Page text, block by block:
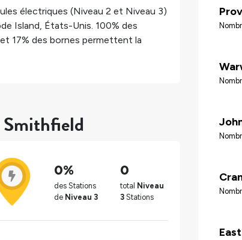
électriques (Niveau 2 et Niveau 3)
Island, États-Unis. 100% des
17% des bornes permettent la
Smithfield
0%
des Stations
de Niveau 3
0
total Niveau
3 Stations